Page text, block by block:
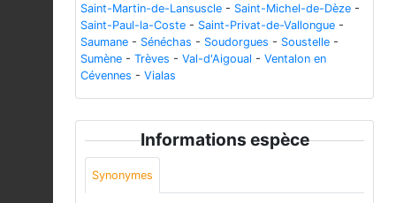
Saint-Martin-de-Lansuscle - Saint-Michel-de-Dèze -
Saint-Paul-la-Coste - Saint-Privat-de-Vallongue -
Saumane - Sénéchas - Soudorgues - Soustelle -
Sumène - Trèves - Val-d'Aigoual - Ventalon en
Cévennes - Vialas
Informations espèce
Synonymes